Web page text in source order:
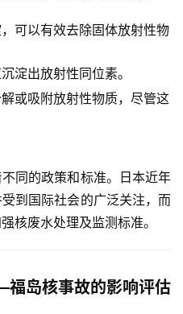
可以有效去除固体放射性物
淀出放射性同位素。
或吸附放射性物质，尽管这
同的政策和标准。日本近年
到国际社会的广泛关注，而
核废水处理及监测标准。
岛核事故的影响评估